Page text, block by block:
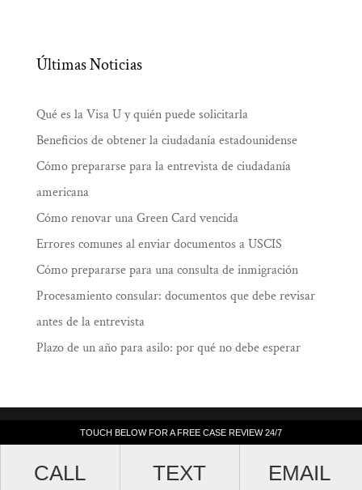
TOUCH BELOW FOR A FREE CASE REVIEW 24/7
CALL TEXT EMAIL
Últimas Noticias
Qué es la Visa U y quién puede solicitarla
Beneficios de obtener la ciudadanía estadounidense
Cómo prepararse para la entrevista de ciudadanía
americana
Cómo renovar una Green Card vencida
Errores comunes al enviar documentos a USCIS
Cómo prepararse para una consulta de inmigración
Procesamiento consular: documentos que debe revisar
antes de la entrevista
Plazo de un año para asilo: por qué no debe esperar
Law Offices of Ramiro J. Lluis, 205 South
90012. (213) 687-4412
TOUCH BELOW FOR A FREE CASE REVIEW 24/7
CALL TEXT EMAIL